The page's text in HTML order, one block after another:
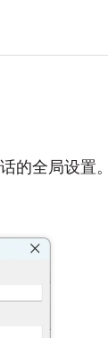
的全局设置